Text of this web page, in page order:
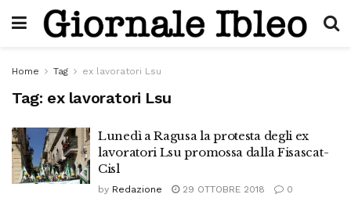
Home Tag ex lavoratori Lsu
Tag: ex lavoratori Lsu
Lunedì a Ragusa la protesta degli ex
lavoratori Lsu promossa dalla Fisascat-
Cisl
by Redazione 29 OTTOBRE 2018 0